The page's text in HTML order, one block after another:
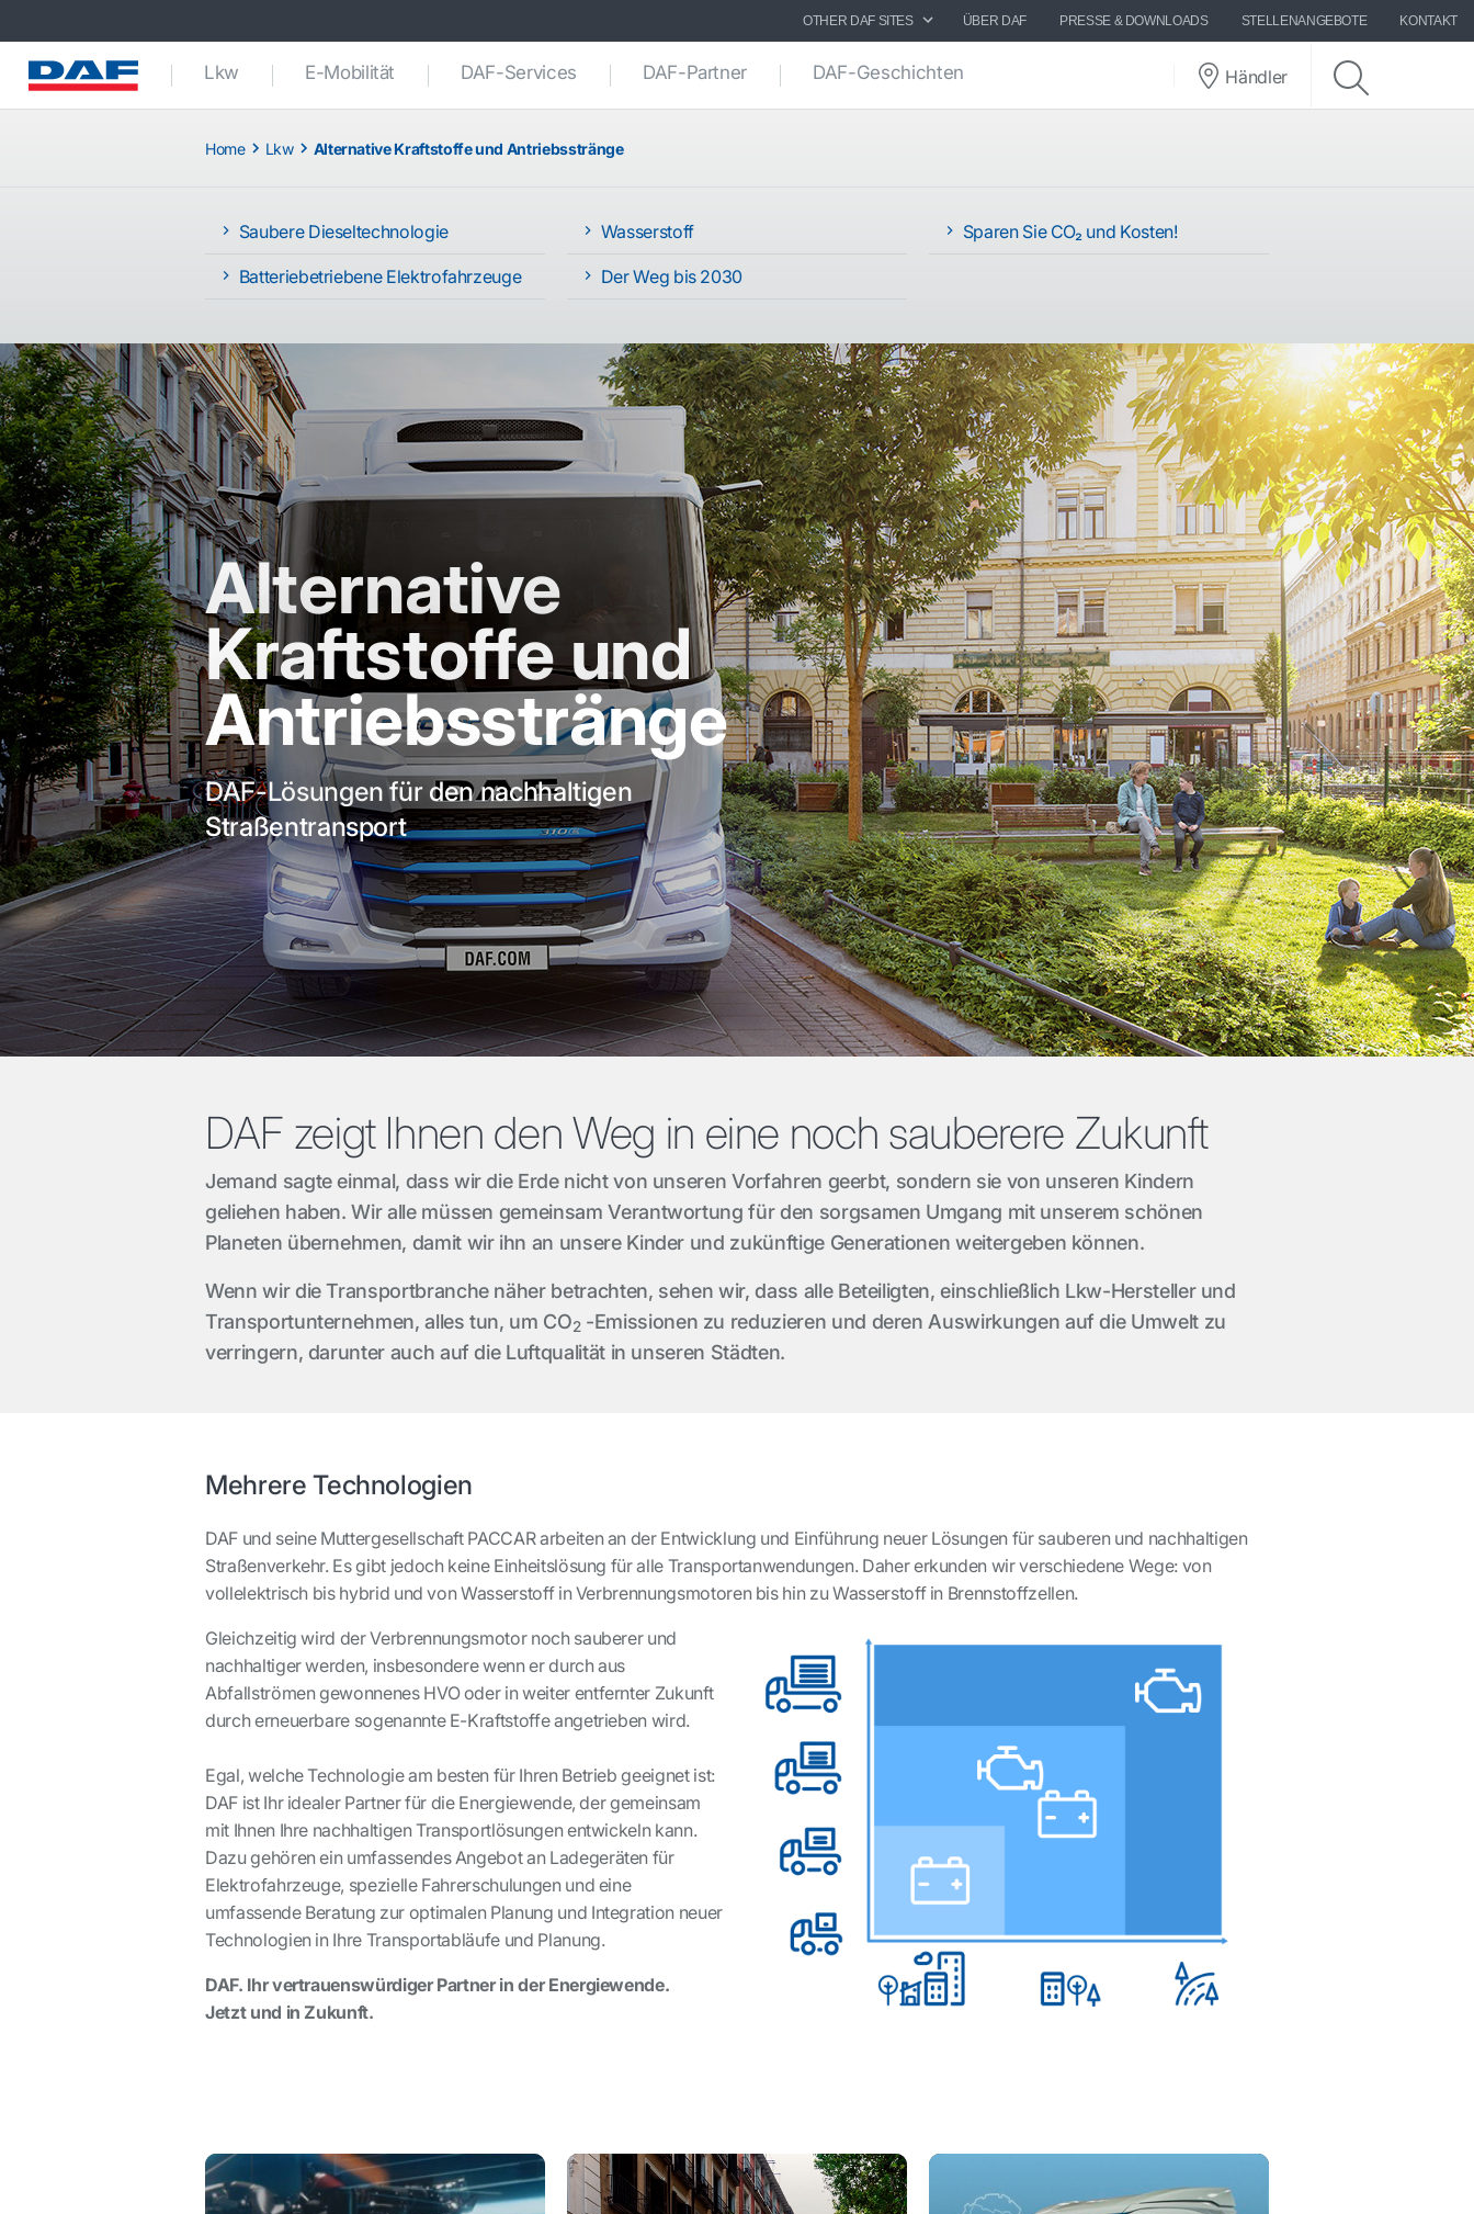
OTHER DAF SITES ÜBER DAF PRESSE & DOWNLOADS STELLENANGEBOTE KONTAKT
Lkw E-Mobilität DAF-Services DAF-Partner DAF-Geschichten Händler
Home Lkw Alternative Kraftstoffe und Antriebsstränge
Saubere Dieseltechnologie
Batteriebetriebene Elektrofahrzeuge
Wasserstoff
Der Weg bis 2030
Sparen Sie CO₂ und Kosten!
Alternative
Kraftstoffe und
Antriebsstränge
DAF-Lösungen für den nachhaltigen
Straßentransport
DAF zeigt Ihnen den Weg in eine noch sauberere Zukunft
Jemand sagte einmal, dass wir die Erde nicht von unseren Vorfahren geerbt, sondern sie von unseren Kindern
geliehen haben. Wir alle müssen gemeinsam Verantwortung für den sorgsamen Umgang mit unserem schönen
Planeten übernehmen, damit wir ihn an unsere Kinder und zukünftige Generationen weitergeben können.
Wenn wir die Transportbranche näher betrachten, sehen wir, dass alle Beteiligten, einschließlich Lkw-Hersteller und
Transportunternehmen, alles tun, um CO2-Emissionen zu reduzieren und deren Auswirkungen auf die Umwelt zu
verringern, darunter auch auf die Luftqualität in unseren Städten.
Mehrere Technologien
DAF und seine Muttergesellschaft PACCAR arbeiten an der Entwicklung und Einführung neuer Lösungen für sauberen und nachhaltigen
Straßenverkehr. Es gibt jedoch keine Einheitslösung für alle Transportanwendungen. Daher erkunden wir verschiedene Wege: von
vollelektrisch bis hybrid und von Wasserstoff in Verbrennungsmotoren bis hin zu Wasserstoff in Brennstoffzellen.
Gleichzeitig wird der Verbrennungsmotor noch sauberer und
nachhaltiger werden, insbesondere wenn er durch aus
Abfallströmen gewonnenes HVO oder in weiter entfernter Zukunft
durch erneuerbare sogenannte E-Kraftstoffe angetrieben wird.
Egal, welche Technologie am besten für Ihren Betrieb geeignet ist:
DAF ist Ihr idealer Partner für die Energiewende, der gemeinsam
mit Ihnen Ihre nachhaltigen Transportlösungen entwickeln kann.
Dazu gehören ein umfassendes Angebot an Ladegeräten für
Elektrofahrzeuge, spezielle Fahrerschulungen und eine
umfassende Beratung zur optimalen Planung und Integration neuer
Technologien in Ihre Transportabläufe und Planung.
DAF. Ihr vertrauenswürdiger Partner in der Energiewende.
Jetzt und in Zukunft.